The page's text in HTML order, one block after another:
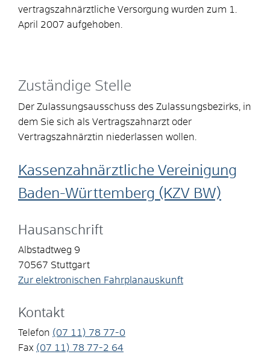
vertragszahnärztliche Versorgung wurden zum 1.
April 2007 aufgehoben.
Zuständige Stelle
Der Zulassungsausschuss des Zulassungsbezirks, in
dem Sie sich als Vertragszahnarzt oder
Vertragszahnärztin niederlassen wollen.
Kassenzahnärztliche Vereinigung
Baden-Württemberg (KZV BW)
Hausanschrift
Albstadtweg 9
70567 Stuttgart
Zur elektronischen Fahrplanauskunft
Kontakt
Telefon (07 11) 78 77-0
Fax (07 11) 78 77-2 64